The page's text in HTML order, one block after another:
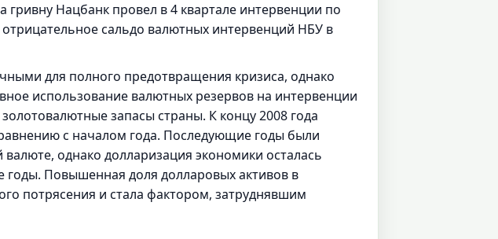
Нацбанк провел в 4 квартале интервенции по
сальдо валютных интервенций НБУ в
для полного предотвращения кризиса, однако
использование валютных резервов на интервенции
запасы страны. К концу 2008 года
с началом года. Последующие годы были
однако долларизация экономики осталась
годы. Повышенная доля долларовых активов в
потрясения и стала фактором, затруднявшим